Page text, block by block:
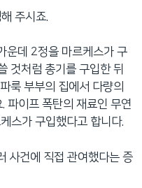
주시죠.
운데 2정을 마르케스가 구
것처럼 총기를 구입한 뒤
룩 부부의 집에서 다량의
파이프 폭탄의 재료인 무연
스가 구입했다고 합니다.
사건에 직접 관여했다는 증